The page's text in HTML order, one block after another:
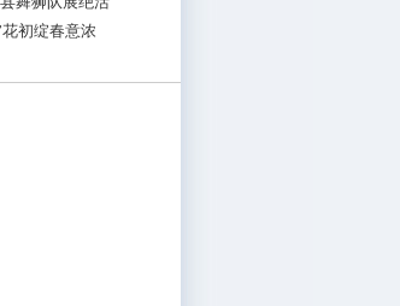
初绽春意浓